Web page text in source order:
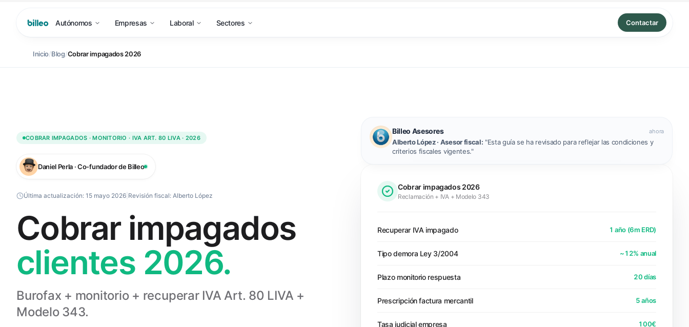
Autónomos Empresas Laboral Sectores Contactar
Inicio/Blog/Cobrar impagados 2026
COBRAR IMPAGADOS · MONITORIO · IVA ART. 80 LIVA · 2026
Daniel Perla · Co-fundador de Billeo
Última actualización: 15 mayo 2026 Revisión fiscal: Alberto López
Cobrar impagados
clientes 2026.
Burofax + monitorio + recuperar IVA Art. 80 LIVA +
Modelo 343.
Billeo Asesores ahora
Alberto López· Asesor fiscal: "Esta guía se ha revisado para reflejar las condiciones y
criterios fiscales vigentes."
Cobrar impagados 2026
Reclamación + IVA + Modelo 343
Recuperar IVA impagado 1 año (6m ERD)
Tipo demora Ley 3/2004 ~12% anual
Plazo monitorio respuesta 20 días
Prescripción factura mercantil 5 años
Tasa judicial empresa 100€